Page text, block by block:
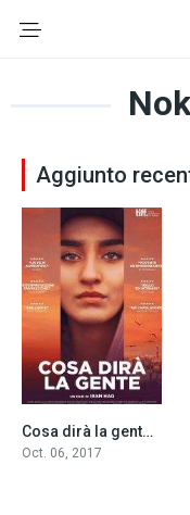
Aggiunto
7.5
Cosa dirà la gente (2017)
Oct. 06, 2017